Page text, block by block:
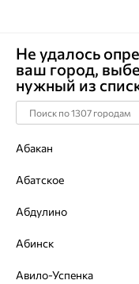
Главная Каталог
Кольцо,
1010010071-1
Артикул:
Не удалось
ваш город,
нужный из
Абакан
Абатское
Абдулино
Абинск
Авило-Успенка